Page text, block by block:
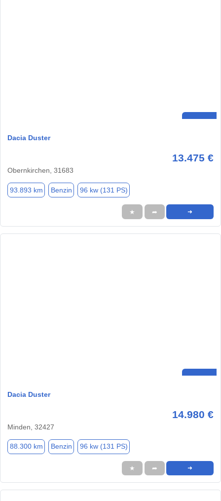
Dacia Duster
13.475 €
Obernkirchen, 31683
93.893 km Benzin 96 kw (131 PS)
★ ➦ ➜
Dacia Duster
14.980 €
Minden, 32427
88.300 km Benzin 96 kw (131 PS)
★ ➦ ➜